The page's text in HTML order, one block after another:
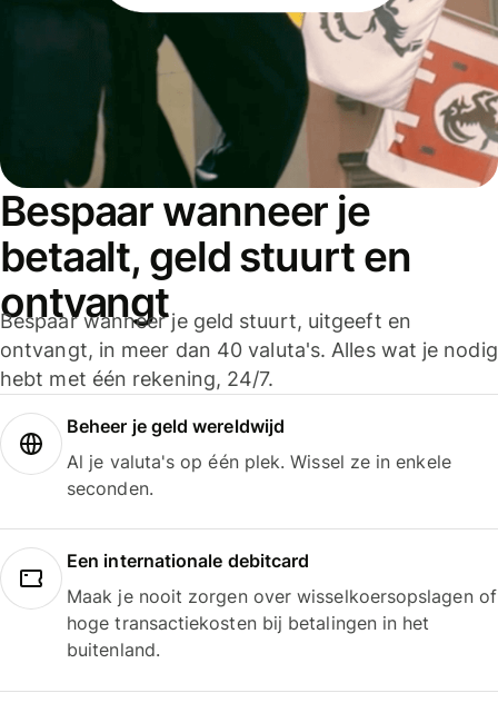
Bespaar wanneer je
betaalt, geld stuurt en
ontvangt
Bespaar wanneer je geld stuurt, uitgeeft en
ontvangt, in meer dan 40 valuta's. Alles wat je nodig
hebt met één rekening, 24/7.
Beheer je geld wereldwijd
Al je valuta's op één plek. Wissel ze in enkele
seconden.
Een internationale debitcard
Maak je nooit zorgen over wisselkoersopslagen of
hoge transactiekosten bij betalingen in het
buitenland.